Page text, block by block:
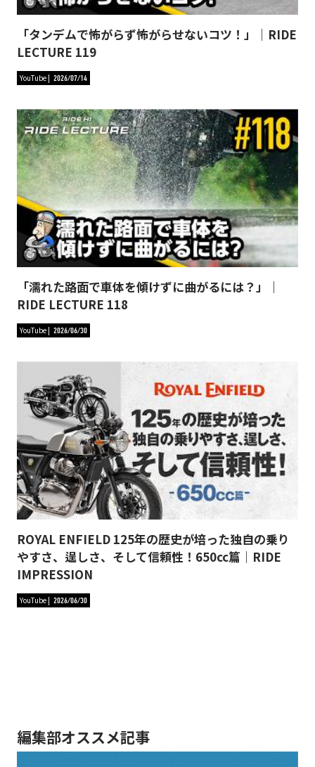
「タンデムで怖がらず怖がらせないコツ！」｜RIDE
LECTURE 119
YouTube 2026/07/14
「濡れた路面で車体を傾けずに曲がるには？」｜
RIDE LECTURE 118
YouTube 2026/06/30
ROYAL ENFIELD 125年の歴史が培った独自の乗り
やすさ、逞しさ、そして信頼性！650cc篇｜RIDE
IMPRESSION
YouTube 2026/06/30
編集部オススメ記事